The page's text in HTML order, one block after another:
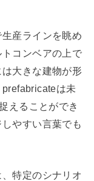
産ラインを眺め
コンベアの上で
大きな建物が形
は未
えることができ
やすい言葉でも
特定のシナリオ